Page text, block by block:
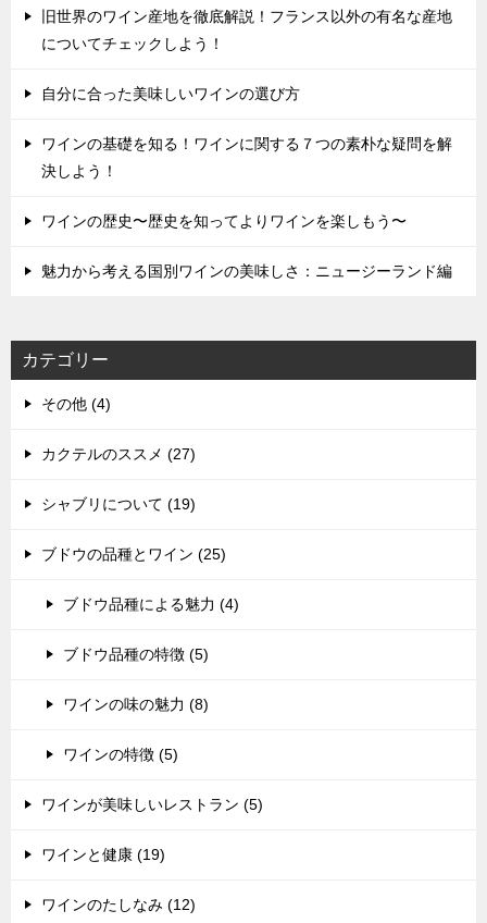
旧世界のワイン産地を徹底解説！フランス以外の有名な産地
についてチェックしよう！
自分に合った美味しいワインの選び方
ワインの基礎を知る！ワインに関する７つの素朴な疑問を解
決しよう！
ワインの歴史〜歴史を知ってよりワインを楽しもう〜
魅力から考える国別ワインの美味しさ：ニュージーランド編
カテゴリー
その他 (4)
カクテルのススメ (27)
シャブリについて (19)
ブドウの品種とワイン (25)
ブドウ品種による魅力 (4)
ブドウ品種の特徴 (5)
ワインの味の魅力 (8)
ワインの特徴 (5)
ワインが美味しいレストラン (5)
ワインと健康 (19)
ワインのたしなみ (12)